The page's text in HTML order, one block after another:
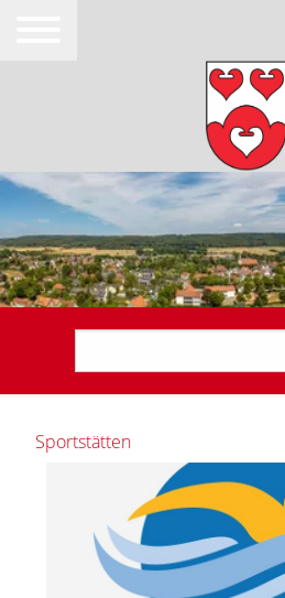
Sportstätten